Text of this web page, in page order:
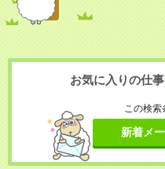
お気に入りの仕
この検索
新着メ